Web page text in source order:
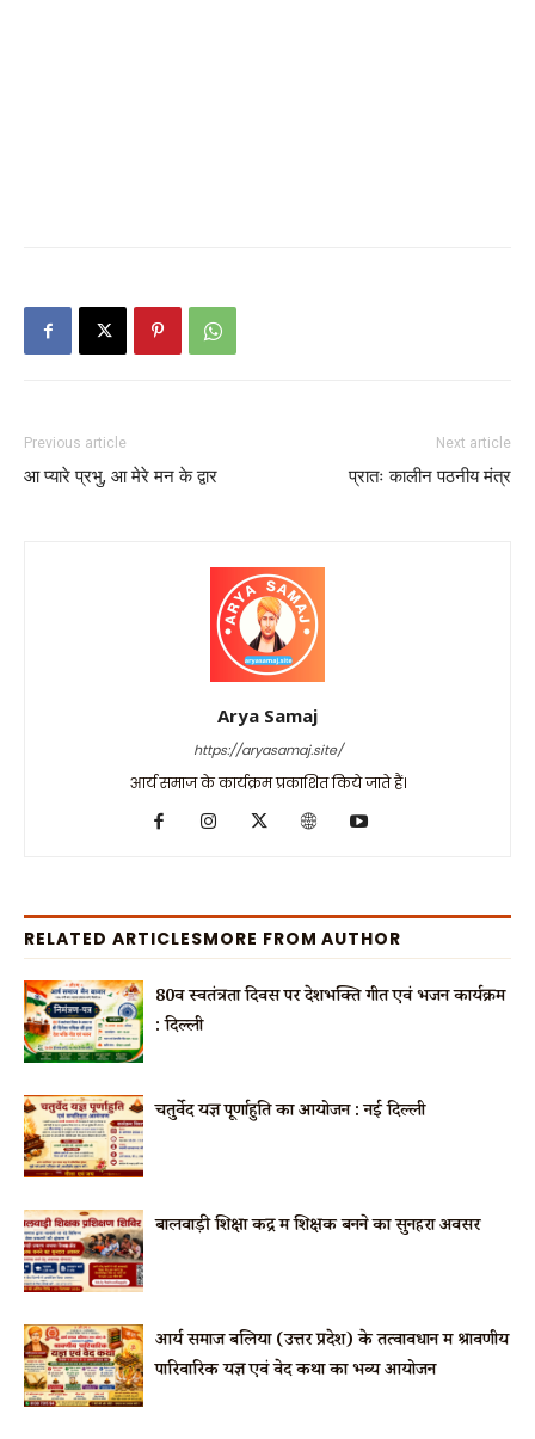
Previous article
आ प्यारे प्रभु, आ मेरे मन के द्वार
Next article
प्रातः कालीन पठनीय मंत्र
Arya Samaj
https://aryasamaj.site/
आर्य समाज के कार्यक्रम प्रकाशित किये जाते हैं।
RELATED ARTICLESMORE FROM AUTHOR
80वें स्वतंत्रता दिवस पर देशभक्ति गीत एवं भजन कार्यक्रम
: दिल्ली
चतुर्वेद यज्ञ पूर्णाहुति का आयोजन : नई दिल्ली
बालवाड़ी शिक्षा केंद्र में शिक्षक बनने का सुनहरा अवसर
आर्य समाज बलिया (उत्तर प्रदेश) के तत्वावधान में श्रावणीय
पारिवारिक यज्ञ एवं वेद कथा का भव्य आयोजन